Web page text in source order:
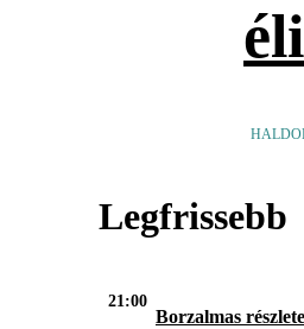
Legfrissebb
21:00
Borzalmas